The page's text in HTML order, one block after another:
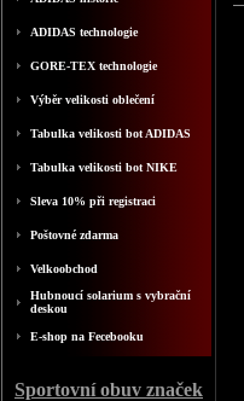
ADIDAS technologie
GORE-TEX technologie
Výběr velikosti oblečení
Tabulka velikosti bot ADIDAS
Tabulka velikosti bot NIKE
Sleva 10% při registraci
Poštovné zdarma
Velkoobchod
Hubnoucí solarium s vybrační
deskou
E-shop na Fecebooku
Sportovní obuv značek